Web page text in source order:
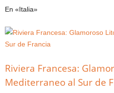
En «Italia»
Riviera Francesa:
Mediterraneo al Sur de